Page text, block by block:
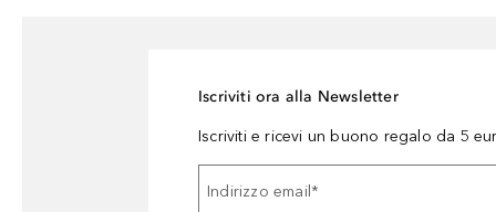
Iscriviti ora alla Newsletter
Iscriviti e ricevi un buono regalo da 5
Indirizzo email *